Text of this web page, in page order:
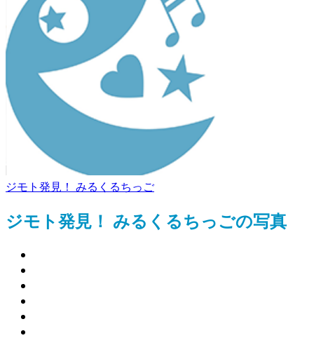
ジモト発見！ みるくるちっご
ジモト発見！ みるくるちっごの写真